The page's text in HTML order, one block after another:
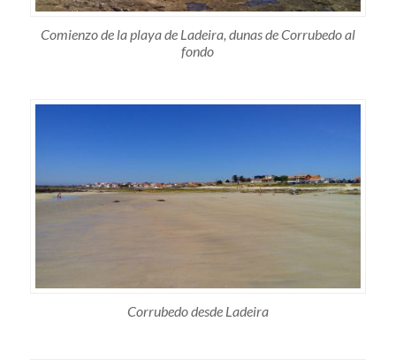
Comienzo de la playa de Ladeira, dunas de Corrubedo al
fondo
Corrubedo desde Ladeira